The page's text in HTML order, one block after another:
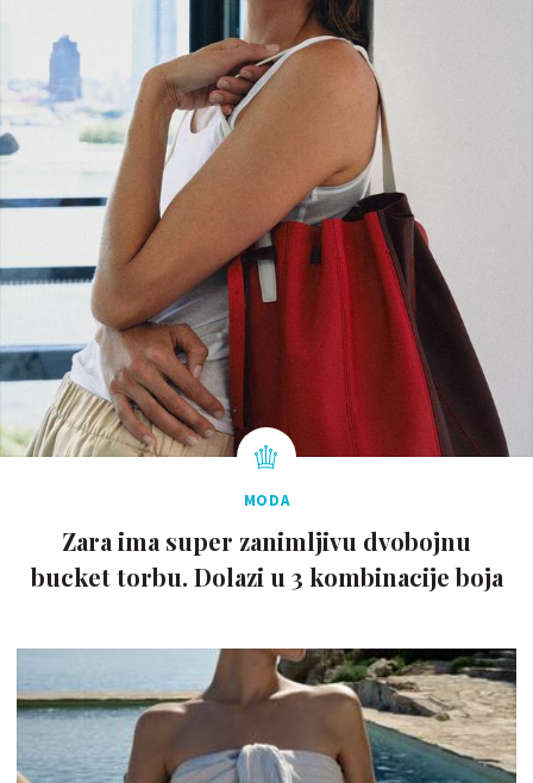
MODA
Zara ima super zanimljivu dvobojnu
bucket torbu. Dolazi u 3 kombinacije boja